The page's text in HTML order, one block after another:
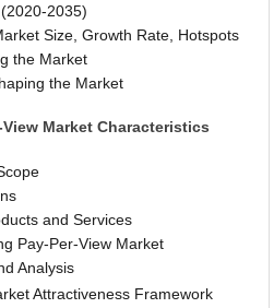
2035)
Size, Growth Rate, Hotspots
the Market
the Market
Market Characteristics
and Services
Pay-Per-View Market
Analysis
Attractiveness Framework